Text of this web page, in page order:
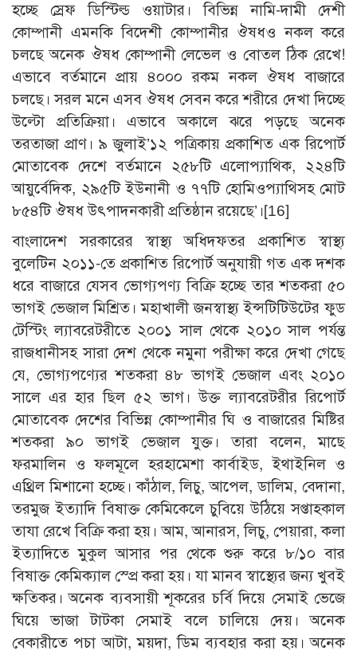
হচ্ছে স্রেফ ডিস্টিল্ড ওয়াটার। বিভিন্ন নামি-দামী দেশী
কোম্পানী এমনকি বিদেশী কোম্পানীর ঔষধও নকল করে
চলছে অনেক ঔষধ কোম্পানী লেভেল ও বোতল ঠিক রেখে!
এভাবে বর্তমানে প্রায় ৪০০০ রকম নকল ঔষধ বাজারে
চলছে। সরল মনে এসব ঔষধ সেবন করে শরীরে দেখা দিচ্ছে
উল্টো প্রতিক্রিয়া। এভাবে অকালে ঝরে পড়ছে অনেক
তরতাজা প্রাণ। ৯ জুলাই’১২ পত্রিকায় প্রকাশিত এক রিপোর্ট
মোতাবেক দেশে বর্তমানে ২৫৮টি এলোপ্যাথিক, ২২৪টি
আয়ুর্বেদিক, ২৯৫টি ইউনানী ও ৭৭টি হোমিওপ্যাথিসহ মোট
৮৫৪টি ঔষধ উৎপাদনকারী প্রতিষ্ঠান রয়েছে’।[16]
বাংলাদেশ সরকারের স্বাস্থ্য অধিদফতর প্রকাশিত স্বাস্থ্য
বুলেটিন ২০১১-তে প্রকাশিত রিপোর্ট অনুযায়ী গত এক দশক
ধরে বাজারে যেসব ভোগ্যপণ্য বিক্রি হচ্ছে তার শতকরা ৫০
ভাগই ভেজাল মিশ্রিত। মহাখালী জনস্বাস্থ্য ইন্সটিটিউটের ফুড
টেস্টিং ল্যাবরেটরীতে ২০০১ সাল থেকে ২০১০ সাল পর্যন্ত
রাজধানীসহ সারা দেশ থেকে নমুনা পরীক্ষা করে দেখা গেছে
যে, ভোগ্যপণ্যের শতকরা ৪৮ ভাগই ভেজাল এবং ২০১০
সালে এর হার ছিল ৫২ ভাগ। উক্ত ল্যাবরেটরীর রিপোর্ট
মোতাবেক দেশের বিভিন্ন কোম্পানীর ঘি ও বাজারের মিষ্টির
শতকরা ৯০ ভাগই ভেজাল যুক্ত। তারা বলেন, মাছে
ফরমালিন ও ফলমূলে হরহামেশা কার্বাইড, ইথাইনিল ও
এথ্রিল মিশানো হচ্ছে। কাঁঠাল, লিচু, আপেল, ডালিম, বেদানা,
তরমুজ ইত্যাদি বিষাক্ত কেমিকেলে চুবিয়ে উঠিয়ে সপ্তাহকাল
তাযা রেখে বিক্রি করা হয়। আম, আনারস, লিচু, পেয়ারা, কলা
ইত্যাদিতে মুকুল আসার পর থেকে শুরু করে ৮/১০ বার
বিষাক্ত কেমিক্যাল স্প্রে করা হয়। যা মানব স্বাস্থ্যের জন্য খুবই
ক্ষতিকর। অনেক ব্যবসায়ী শূকরের চর্বি দিয়ে সেমাই ভেজে
ঘিয়ে ভাজা টাটকা সেমাই বলে চালিয়ে দেয়। অনেক
বেকারীতে পচা আটা, ময়দা, ডিম ব্যবহার করা হয়। অনেক